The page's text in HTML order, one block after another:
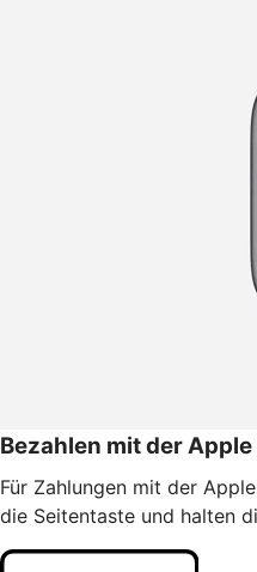
Bezahlen mit der
Für Zahlungen mit der
die Seitentaste und halten